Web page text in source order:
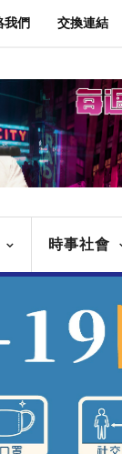
我們 交換連結
時事社會